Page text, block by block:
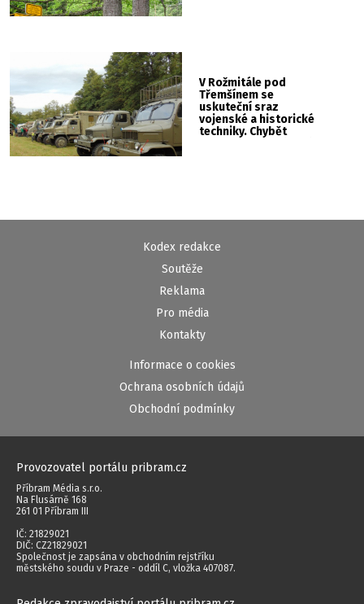
V Rožmitále pod
Třemšínem se
uskuteční sraz
vojenské a historické
techniky. Chybět
Kodex redakce
Soutěže
Reklama
Pro média
Kontakty
Informace o cookies
Ochrana osobních údajů
Obchodní podmínky
Provozovatel portálu pribram.cz
Příbram Média s.r.o.
Na Flusárně 168
261 01 Příbram III
IČ: 21829021
DIČ: CZ21829021
Společnost je zapsána v obchodním rejstříku
městského soudu v Praze - oddíl C, vložka 407087.